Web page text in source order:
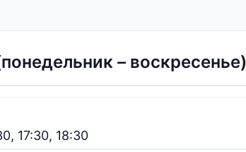
– воскресенье)
17:30, 18:30